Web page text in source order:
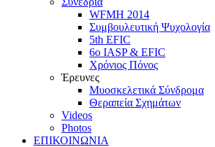
WFMH 2014
Συμβουλευτική Ψυχολογία
5th EFIC
6ο IASP & EFIC
Χρόνιος Πόνος
Έρευνες
Μυοσκελετικά Σύνδρομα
Θεραπεία Σχημάτων
Videos
Photos
ΕΠΙΚΟΙΝΩΝΙΑ